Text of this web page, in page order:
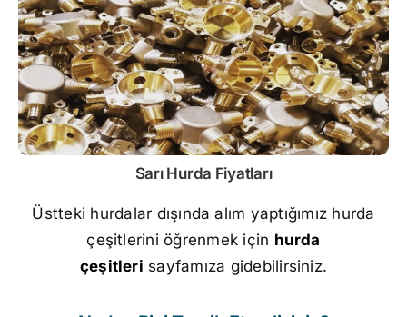
Sarı Hurda Fiyatları
Üstteki hurdalar dışında alım yaptığımız hurda
çeşitlerini öğrenmek için hurda
çeşitleri sayfamıza gidebilirsiniz.